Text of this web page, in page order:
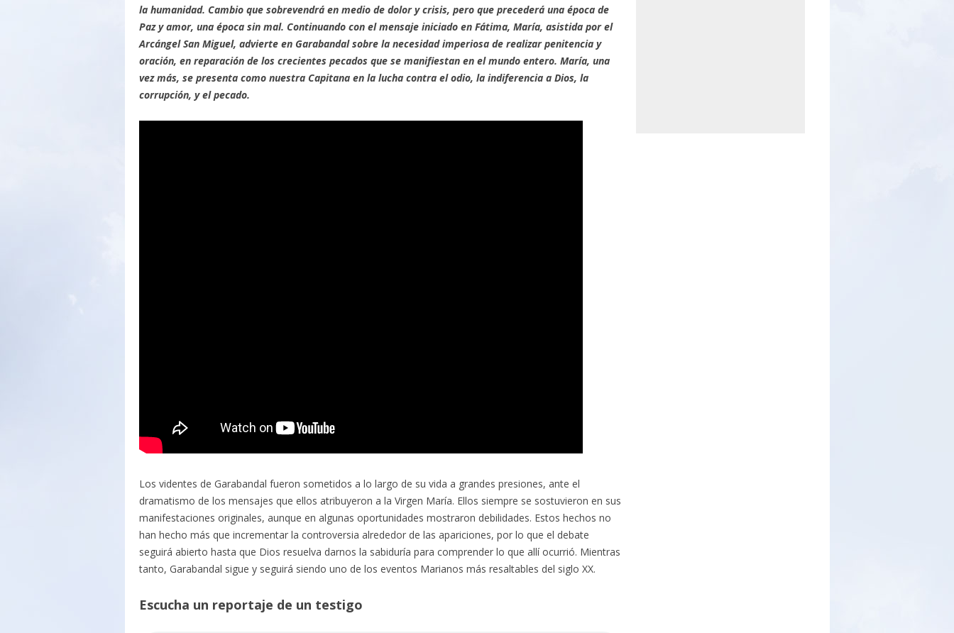
la humanidad. Cambio que sobrevendrá en medio de dolor y crisis, pero que precederá una época de
Paz y amor, una época sin mal. Continuando con el mensaje iniciado en Fátima, María, asistida por el
Arcángel San Miguel, advierte en Garabandal sobre la necesidad imperiosa de realizar penitencia y
oración, en reparación de los crecientes pecados que se manifiestan en el mundo entero. María, una
vez más, se presenta como nuestra Capitana en la lucha contra el odio, la indiferencia a Dios, la
corrupción, y el pecado.
Los videntes de Garabandal fueron sometidos a lo largo de su vida a grandes presiones, ante el
dramatismo de los mensajes que ellos atribuyeron a la Virgen María. Ellos siempre se sostuvieron en sus
manifestaciones originales, aunque en algunas oportunidades mostraron debilidades. Estos hechos no
han hecho más que incrementar la controversia alrededor de las apariciones, por lo que el debate
seguirá abierto hasta que Dios resuelva darnos la sabiduría para comprender lo que allí ocurrió. Mientras
tanto, Garabandal sigue y seguirá siendo uno de los eventos Marianos más resaltables del siglo XX.
Escucha un reportaje de un testigo